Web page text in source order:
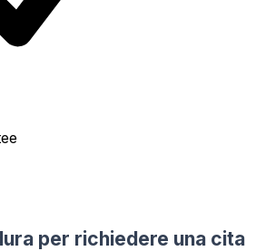
per richiedere una cita